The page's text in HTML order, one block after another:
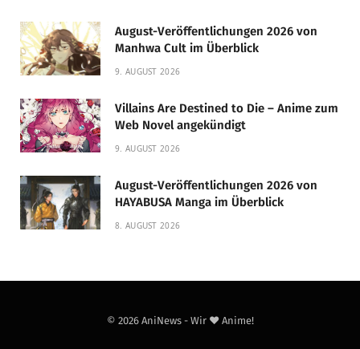
August-Veröffentlichungen 2026 von
Manhwa Cult im Überblick
9. AUGUST 2026
Villains Are Destined to Die – Anime zum
Web Novel angekündigt
9. AUGUST 2026
August-Veröffentlichungen 2026 von
HAYABUSA Manga im Überblick
8. AUGUST 2026
© 2026 AniNews - Wir ❤️ Anime!